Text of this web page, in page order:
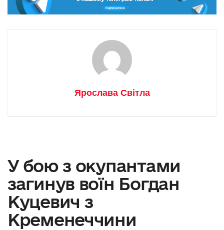
Ярослава Світла
У бою з окупантами
загинув воїн Богдан
Куцевич з
Кременеччини